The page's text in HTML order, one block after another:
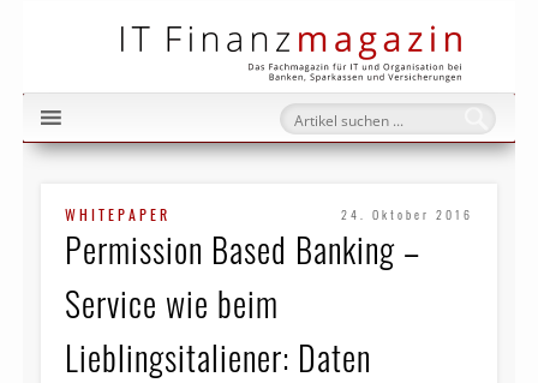
WHITEPAPER 24. Oktober 2016
Permission Based Banking –
Service wie beim
Lieblingsitaliener: Daten